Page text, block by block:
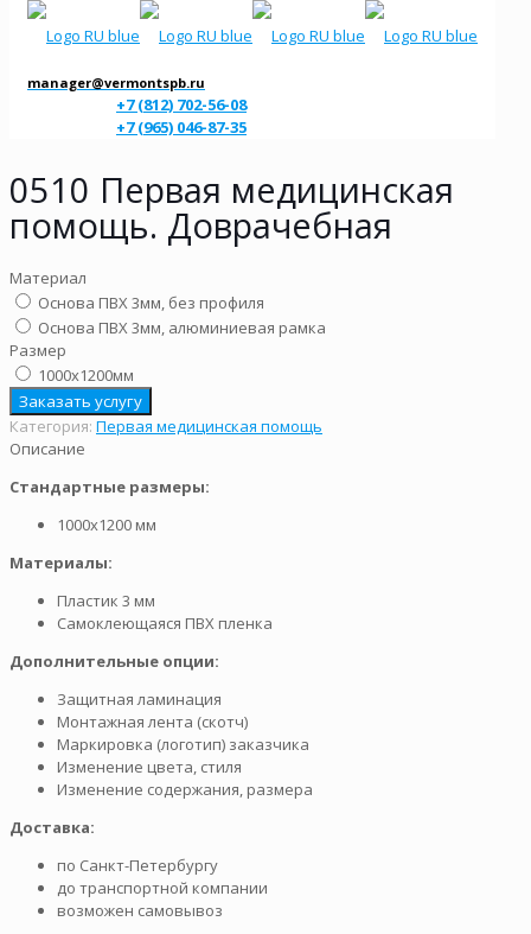
manager@vermontspb.ru
+7 (812) 702-56-08
+7 (965) 046-87-35
0510 Первая медицинская
помощь. Доврачебная
Материал
Основа ПВХ 3мм, без профиля
Основа ПВХ 3мм, алюминиевая рамка
Размер
1000х1200мм
Заказать услугу
Категория: Первая медицинская помощь
Описание
Стандартные размеры:
1000х1200 мм
Материалы:
Пластик 3 мм
Самоклеющаяся ПВХ пленка
Дополнительные опции:
Защитная ламинация
Монтажная лента (скотч)
Маркировка (логотип) заказчика
Изменение цвета, стиля
Изменение содержания, размера
Доставка:
по Санкт-Петербургу
до транспортной компании
возможен самовывоз